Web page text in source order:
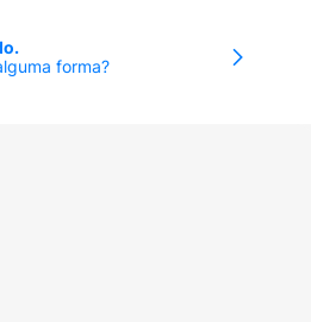
testado
o produto após o
forma?